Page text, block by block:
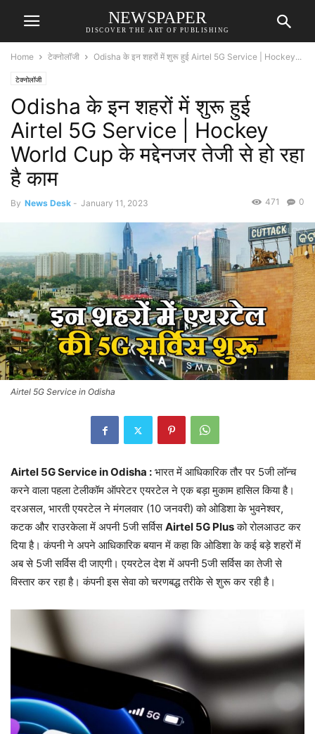
NEWSPAPER
DISCOVER THE ART OF PUBLISHING
Home टेक्नोलॉजी Odisha के इन शहरों में शुरू हुई Airtel 5G Service | Hockey...
टेक्नोलॉजी
Odisha के इन शहरों में शुरू हुई
Airtel 5G Service | Hockey
World Cup के मद्देनजर तेजी से हो रहा
है काम
By News Desk - January 11, 2023 0
471
Airtel 5G Service in Odisha
Airtel 5G Service in Odisha : भारत में आधिकारिक तौर पर 5जी लॉन्च
करने वाला पहला टेलीकॉम ऑपरेटर एयरटेल ने एक बड़ा मुकाम हासिल किया है।
दरअसल, भारती एयरटेल ने मंगलवार (10 जनवरी) को ओडिशा के भुवनेश्वर,
कटक और राउरकेला में अपनी 5जी सर्विसAirtel 5G Plusको रोलआउट कर
दिया है। कंपनी ने अपने आधिकारिक बयान में कहा कि ओडिशा के कई बड़े शहरों में
अब से 5जी सर्विस दी जाएगी। एयरटेल देश में अपनी 5जी सर्विस का तेजी से
विस्तार कर रहा है। कंपनी इस सेवा को चरणबद्ध तरीके से शुरू कर रही है।